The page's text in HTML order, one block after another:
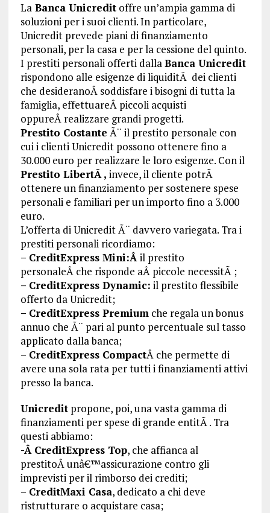
LaBanca Unicreditoffre un’ampia gamma di
soluzioni per i suoi clienti. In particolare,
Unicredit prevede piani di finanziamento
personali, per la casa e per la cessione del quinto.
I prestiti personali offerti dallaBanca Unicredit
rispondono alle esigenze di liquiditÃ dei clienti
che desideranoÂ soddisfare i bisogni di tutta la
famiglia, effettuareÂ piccoli acquisti
oppureÂ realizzare grandi progetti.
Prestito Costante Ã¨ il prestito personale con
cui i clienti Unicredit possono ottenere fino a
30.000 euro per realizzare le loro esigenze. Con il
Prestito LibertÃ , invece, il cliente potrÃ
ottenere un finanziamento per sostenere spese
personali e familiari per un importo fino a 3.000
euro.
L’offerta di Unicredit Ã¨ davvero variegata. Tra i
prestiti personali ricordiamo:
– CreditExpress Mini:Âil prestito
personaleÂ che risponde aÂ piccole necessitÃ ;
– CreditExpress Dynamic: il prestito flessibile
offerto da Unicredit;
– CreditExpress Premiumche regala un bonus
annuo che Ã¨ pari al punto percentuale sul tasso
applicato dalla banca;
– CreditExpress CompactÂ che permette di
avere una sola rata per tutti i finanziamenti attivi
presso la banca.
Unicreditpropone, poi, una vasta gamma di
finanziamenti per spese di grande entitÃ . Tra
questi abbiamo:
-Â CreditExpress Top, che affianca al
prestitoÂ unâ€™assicurazione contro gli
imprevisti per il rimborso dei crediti;
– CreditMaxi Casa, dedicato a chi deve
ristrutturare o acquistare casa;